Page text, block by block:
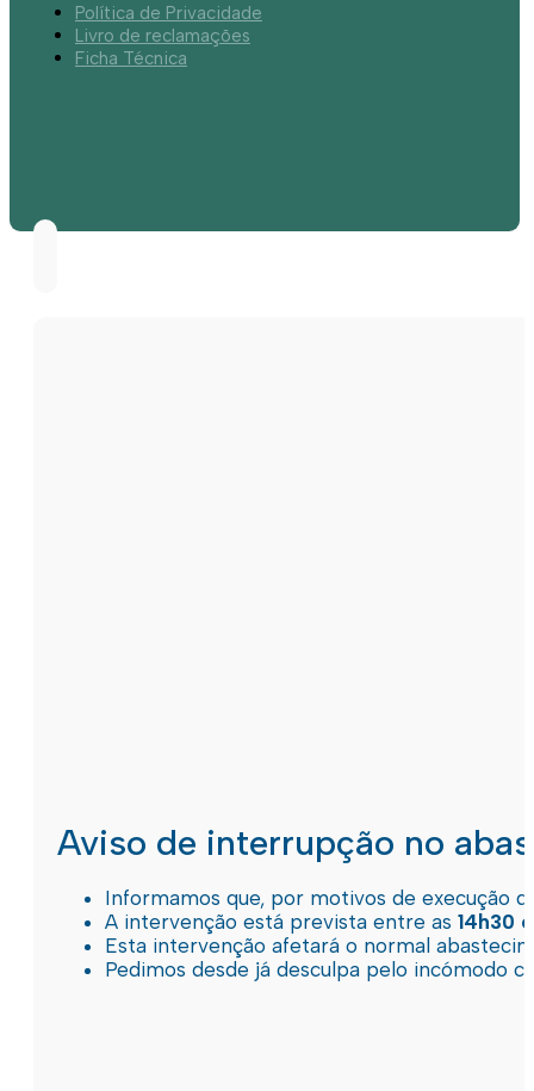
Política de Privacidade
Livro de reclamações
Ficha Técnica
Aviso de interrupção no
Informamos que, por motivos de execução
A intervenção está prevista entre as 14h30
Esta intervenção afetará o normal
Pedimos desde já desculpa pelo incómodo